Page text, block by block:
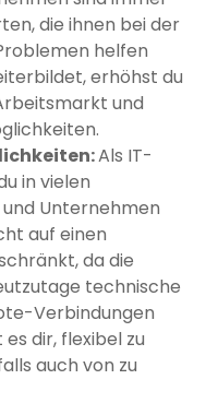
die ihnen bei der
helfen
erhöhst du
und
Als IT-
in vielen
Unternehmen
auf einen
da die
technische
Verbindungen
dir, flexibel zu
auch von zu